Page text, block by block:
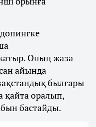
Оның жаза
айында
былғары
қайта оралып,
бастайды.